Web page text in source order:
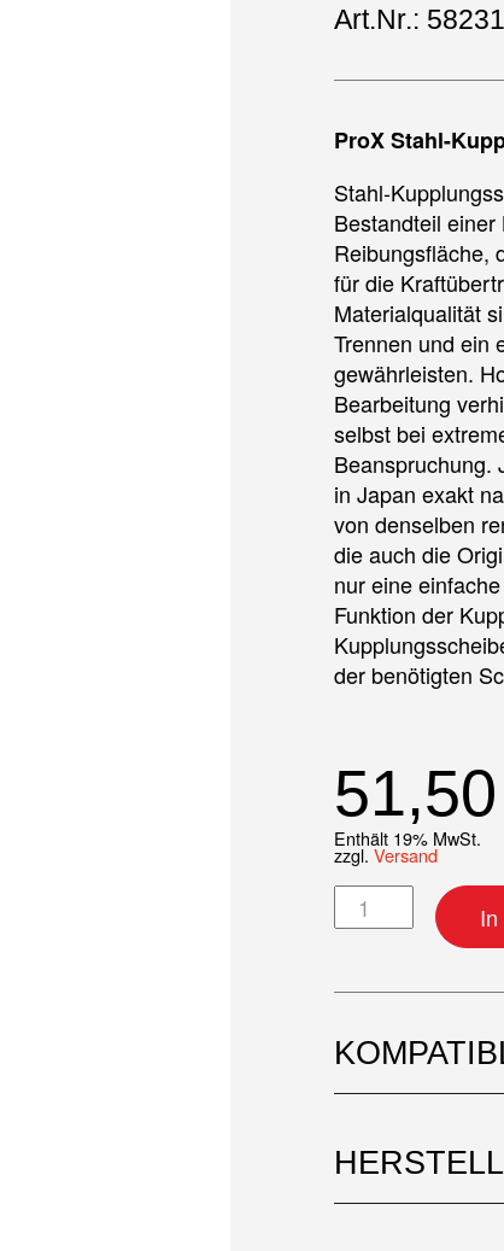
Art.Nr.: 58231
ProX Stahl-
Stahl-
Bestandteil
Reibungsfläche,
für die
Materialqualität
Trennen und ein
gewährleisten.
Bearbeitung
selbst bei
Beanspruchung.
in Japan exakt
von denselben
die auch die
nur eine
Funktion der
der benötigten
Enthält 19% MwSt.
zzgl.Versand